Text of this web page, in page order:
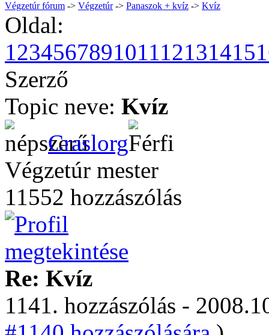
Végzetúr fórum -> Végzetúr-> Panaszok + kvíz -> Kvíz
Oldal:
123456789101112131415
Szerző
Topic neve: Kvíz
Craslorg
Végzetúr mester
11552 hozzászólás
Re: Kvíz
1141. hozzászólás -